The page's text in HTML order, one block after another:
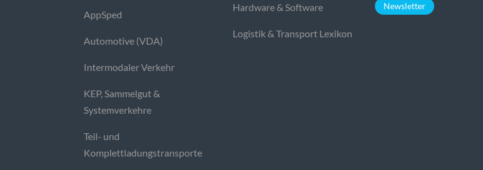
AppSped
Automotive (VDA)
Intermodaler Verkehr
KEP, Sammelgut &
Systemverkehre
Teil- und
Komplettladungstransporte
Hardware & Software
Logistik & Transport Lexikon
Newsletter